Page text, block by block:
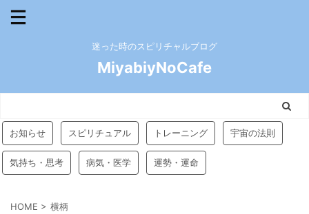
迷った時のスピリチャルブログ
MiyabiyNoCafe
お知らせ スピリチュアル トレーニング 宇宙の法則
気持ち・思考 病気・医学 運勢・運命
HOME > 横柄